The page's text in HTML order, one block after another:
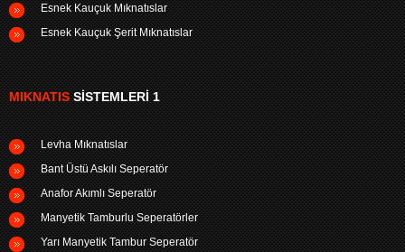
Esnek Kauçuk Mıknatıslar
Esnek Kauçuk Şerit Mıknatıslar
MIKNATISSISTEMLERI 1
Levha Mıknatıslar
Bant Üstü Askılı Seperatör
Anafor Akımlı Seperatör
Manyetik Tamburlu Seperatörler
Yarı Manyetik Tambur Seperatör